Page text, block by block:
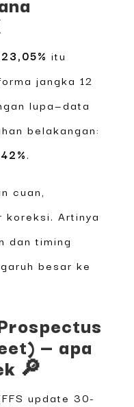
itu
jangka 12
lupa—data
belakangan:
.
cuan,
koreksi. Artinya
dan timing
besar ke
— apa
🔎
update 30-